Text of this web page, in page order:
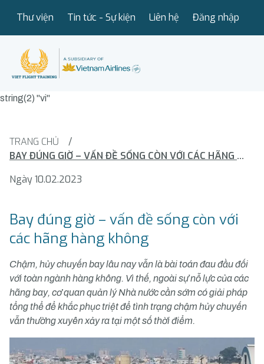
Thư viện Tin tức - Sự kiện Liên hệ Đăng nhập
string(2) "vi"
TRANG CHỦ
/
BAY ĐÚNG GIỜ – VẤN ĐỀ SỐNG CÒN VỚI CÁC HÃNG HÀNG KHÔNG
Ngày 10.02.2023
Bay đúng giờ – vấn đề sống còn với
các hãng hàng không
Chậm, hủy chuyến bay lâu nay vẫn là bài toán đau đầu đối
với toàn ngành hàng không. Vì thế, ngoài sự nỗ lực của các
hãng bay, cơ quan quản lý Nhà nước cần sớm có giải pháp
tổng thể để khắc phục triệt để tình trạng chậm hủy chuyến
vẫn thường xuyên xảy ra tại một số thời điểm.